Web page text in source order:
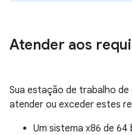
Atender aos
Sua estação de trabalho
atender ou exceder estes
Um sistema x86 de 64